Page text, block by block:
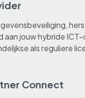
aan jouw hybride ICT-
als reguliere
Connect